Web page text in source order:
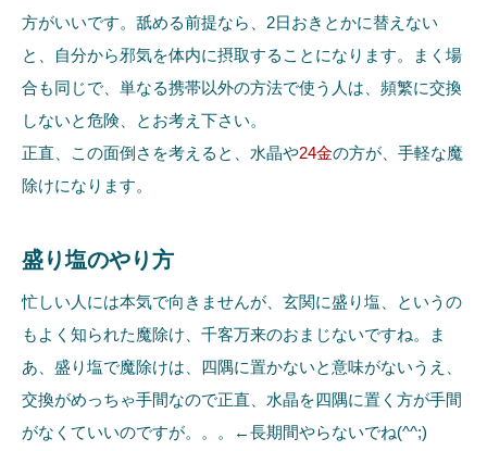
方がいいです。舐める前提なら、2日おきとかに替えない
と、自分から邪気を体内に摂取することになります。まく場
合も同じで、単なる携帯以外の方法で使う人は、頻繁に交換
しないと危険、とお考え下さい。
正直、この面倒さを考えると、水晶や24金の方が、手軽な魔
除けになります。
盛り塩のやり方
忙しい人には本気で向きませんが、玄関に盛り塩、というの
もよく知られた魔除け、千客万来のおまじないですね。ま
あ、盛り塩で魔除けは、四隅に置かないと意味がないうえ、
交換がめっちゃ手間なので正直、水晶を四隅に置く方が手間
がなくていいのですが。。。←長期間やらないでね(^^;)